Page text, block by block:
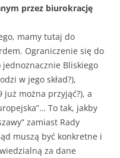
przez biurokrację
mamy tutaj do
Ograniczenie się do
Bliskiego
w jego skład?),
już można przyjąć?), a
To tak, jakby
zamiast Rady
muszą być konkretne i
za dane